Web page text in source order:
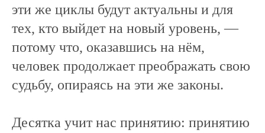
эти же циклы будут актуальны и для
тех, кто выйдет на новый уровень, —
потому что, оказавшись на нём,
человек продолжает преображать свою
судьбу, опираясь на эти же законы.
Десятка учит нас принятию: принятию